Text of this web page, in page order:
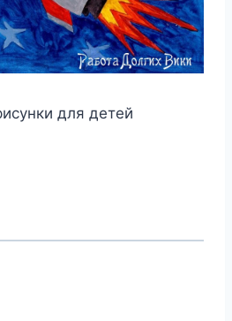
для детей